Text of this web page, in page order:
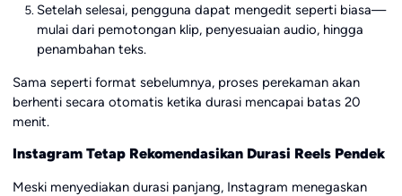
Setelah selesai, pengguna dapat mengedit seperti biasa—
mulai dari pemotongan klip, penyesuaian audio, hingga
penambahan teks.
Sama seperti format sebelumnya, proses perekaman akan
berhenti secara otomatis ketika durasi mencapai batas 20
menit.
Instagram Tetap Rekomendasikan Durasi Reels Pendek
Meski menyediakan durasi panjang, Instagram menegaskan